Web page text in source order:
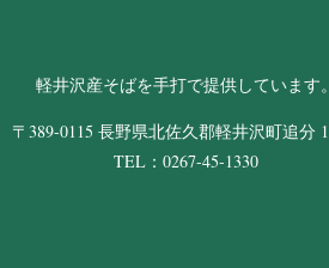
軽井沢産そばを手打で提供しています
〒389-0115 長野県北佐久郡軽井沢町追分
TEL：0267-45-1330